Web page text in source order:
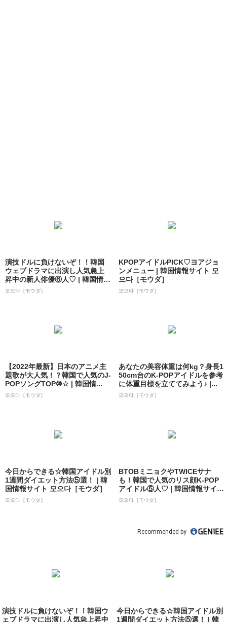
演技ドルに負けないぞ！！韓国
ウェブドラマに出演し人気急上
昇中の新人俳優⑥人♡ | 韓国情報
サイト ...
모으다［モウダ］
KPOPアイドルPICK♡ヨアジョ
ンメニュー | 韓国情報サイト 모
으다［モウダ］
모으다［モウダ］
【2022年最新】日本のアニメ主
題歌が大人気！？韓国で人気のJ-
POPソングTOP⑩☆ | 韓国情...
모으다［モウダ］
あなたの美容体重は何kg？身長1
50cm台のK-POPアイドルを参考
に体重目標を立ててみよう♪ |...
모으다［モウダ］
今日からできる☆韓国アイドル別
1週間ダイエット方法⑤選！ | 韓
国情報サイト 모으다［モウダ］
모으다［モウダ］
BTOBミニョクやTWICEサナ
も！韓国で人気のリス顔K-POP
アイドル⑤人♡ | 韓国情報サイ
ト...
모으다［モウダ］
Recommended by
演技ドルに負けないぞ！！韓国ウ
ェブドラマに出演し人気急上昇中
今日からできる☆韓国アイドル別
1週間ダイエット方法⑤選！ | 韓